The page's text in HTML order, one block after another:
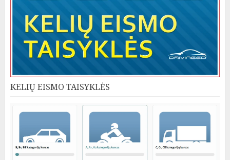
KELIŲ EISMO TAISYKLĖS